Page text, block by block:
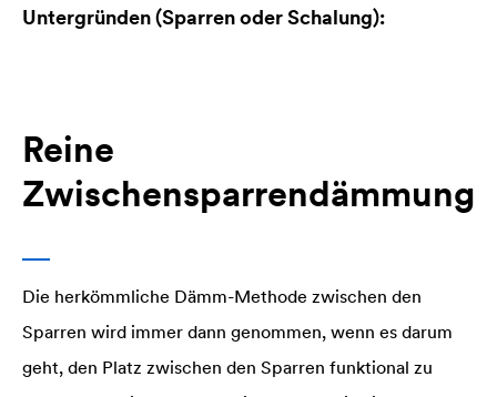
Untergründen (Sparren oder Schalung):
Reine
Zwischensparrendämmung
Die herkömmliche Dämm-Methode zwischen den
Sparren wird immer dann genommen, wenn es darum
geht, den Platz zwischen den Sparren funktional zu